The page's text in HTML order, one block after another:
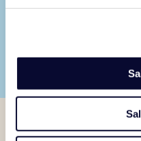
on selkeä mediakulma ja